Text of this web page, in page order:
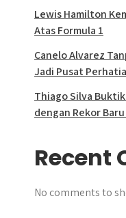
Lewis Hamilton
Atas Formula 1
Canelo Alvarez
Jadi Pusat
Thiago Silva
dengan Rekor
Recent
No comments to